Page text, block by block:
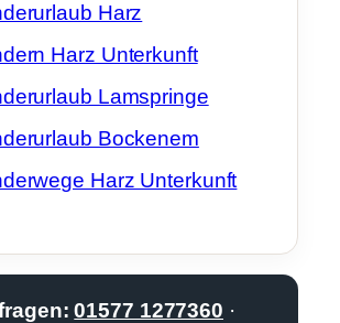
Harz
Harz Unterkunft
Lamspringe
Bockenem
Harz Unterkunft
01577 1277360 ·